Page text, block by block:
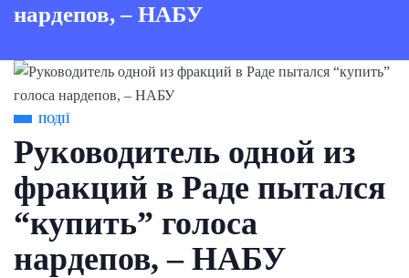
нардепов, – НАБУ
ПОДІЇ
Руководитель одной из
фракций в Раде пытался
“купить” голоса
нардепов, – НАБУ